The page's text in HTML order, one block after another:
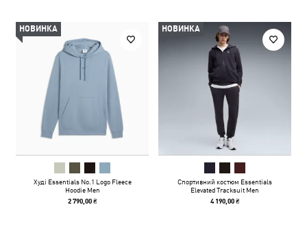
НОВИНКА
Худі Essentials No.1 Logo Fleece
Hoodie Men
2 790,00 ₴
НОВИНКА
Спортивний костюм Essentials
Elevated Tracksuit Men
4 190,00 ₴